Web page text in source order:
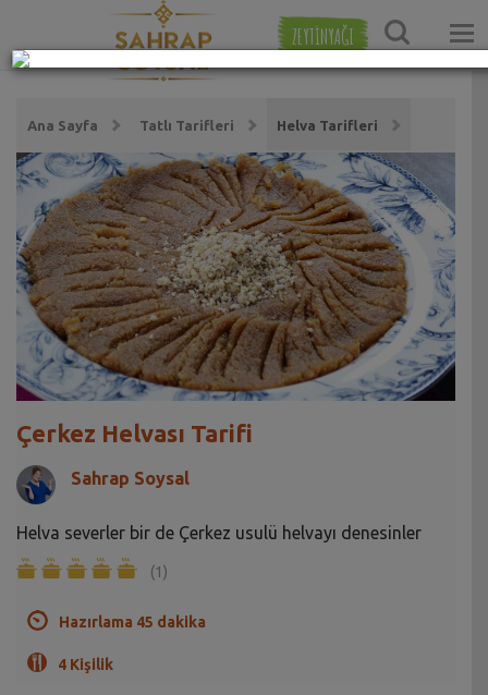
ZEYTİNYAĞI
Ana Sayfa Tatlı Tarifleri Helva Tarifleri
Çerkez Helvası Tarifi
Sahrap Soysal
Helva severler bir de Çerkez usulü helvayı denesinler
(1)
Hazırlama 45 dakika
4 Kişilik